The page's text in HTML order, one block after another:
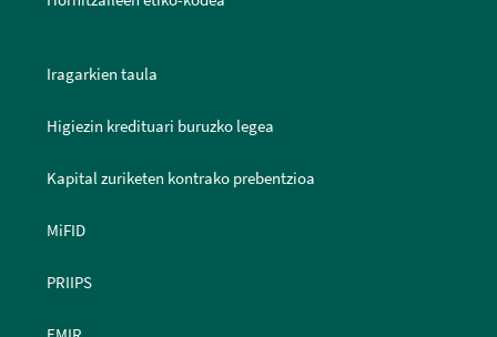
Iragarkien taula
Higiezin kredituari buruzko legea
Kapital zuriketen kontrako prebentzioa
MiFID
PRIIPS